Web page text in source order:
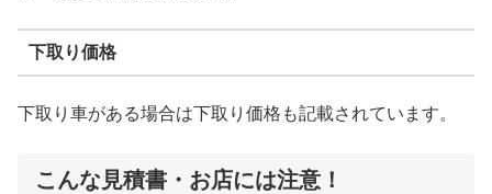
下取り価格
下取り車がある場合は下取り価格も記載されています。
こんな見積書・お店には注意！